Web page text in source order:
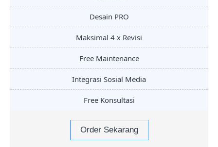
Desain PRO
Maksimal 4 x Revisi
Free Maintenance
Integrasi Sosial Media
Free Konsultasi
Order Sekarang